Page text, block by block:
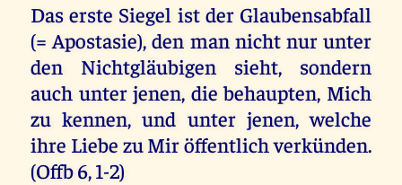
Das erste Siegel ist der Glaubensabfall
(= Apostasie), den man nicht nur unter
den Nichtgläubigen sieht, sondern
auch unter jenen, die behaupten, Mich
zu kennen, und unter jenen, welche
ihre Liebe zu Mir öffentlich verkünden.
(Offb 6, 1-2)